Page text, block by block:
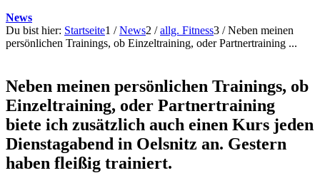
News
Du bist hier: Startseite1 / News2 / allg. Fitness3 / Neben meinen
persönlichen Trainings, ob Einzeltraining, oder Partnertraining ...
Neben meinen persönlichen Trainings, ob
Einzeltraining, oder Partnertraining
biete ich zusätzlich auch einen Kurs jeden
Dienstagabend in Oelsnitz an. Gestern
haben fleißig trainiert.